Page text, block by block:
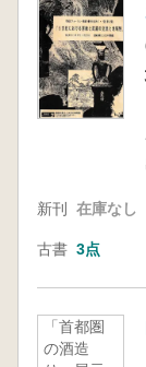
新刊 在庫なし
古書 3点
「首都圏
の酒造